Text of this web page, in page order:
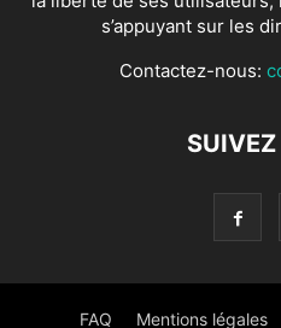
s’appuyant sur les
Contactez-nous:
FAQ Mentions légales